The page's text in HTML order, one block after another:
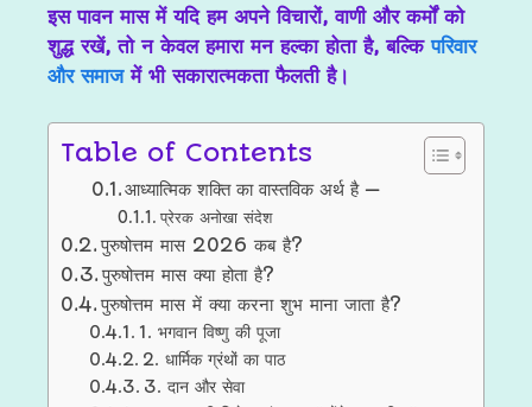
इस पावन मास में यदि हम अपने विचारों, वाणी और कर्मों को
शुद्ध रखें, तो न केवल हमारा मन हल्का होता है, बल्किपरिवार
और समाजमें भी सकारात्मकता फैलती है।
Table of Contents
आध्यात्मिक शक्ति का वास्तविक अर्थ है —
प्रेरक अनोखा संदेश
पुरुषोत्तम मास 2026 कब है?
पुरुषोत्तम मास क्या होता है?
पुरुषोत्तम मास में क्या करना शुभ माना जाता है?
1. भगवान विष्णु की पूजा
2. धार्मिक ग्रंथों का पाठ
3. दान और सेवा